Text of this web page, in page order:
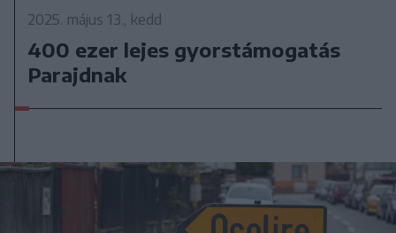
2025. május 13., kedd
400 ezer lejes gyorstámogatás
Parajdnak